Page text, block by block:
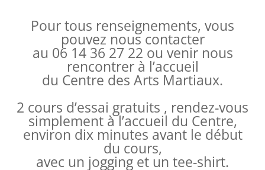
Pour tous renseignements, vous
pouvez nous contacter
au 06 14 36 27 22 ou venir nous
rencontrer à l’accueil
du Centre des Arts Martiaux.
2 cours d’essai gratuits , rendez-vous
simplement à l’accueil du Centre,
environ dix minutes avant le début
du cours,
avec un jogging et un tee-shirt.